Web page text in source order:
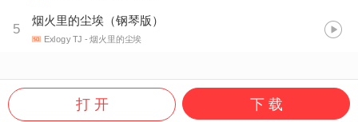
5
烟火里的尘埃（钢琴版）
Exlogy TJ - 烟火里的尘埃
打 开 下 载